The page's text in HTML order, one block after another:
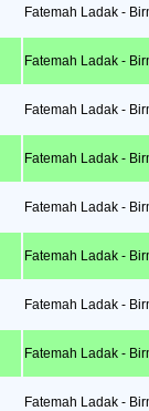
Fatemah Ladak -
Fatemah Ladak -
Fatemah Ladak -
Fatemah Ladak -
Fatemah Ladak -
Fatemah Ladak -
Fatemah Ladak -
Fatemah Ladak -
Fatemah Ladak -